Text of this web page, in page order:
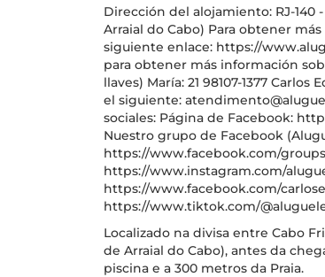
Dirección del alojamiento: RJ-140
Arraial do Cabo) Para obtener
siguiente enlace: https://
para obtener más información
llaves) María: 21 98107-1377
el siguiente:
sociales: Página de Facebook:
Nuestro grupo de Facebook
https://www.facebook.com/
https://www.instagram.com/
https://www.facebook.com/
https://www.tiktok.com/
Localizado na divisa entre Cabo
de Arraial do Cabo), antes da
piscina e a 300 metros da Praia.